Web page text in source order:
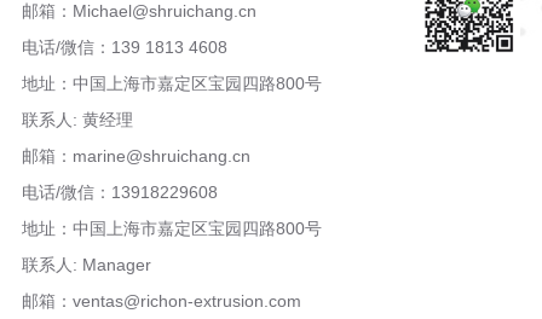
邮箱：Michael@shruichang.cn
电话/微信：139 1813 4608
地址：中国上海市嘉定区宝园四路800号
联系人: 黄经理
邮箱：marine@shruichang.cn
电话/微信：13918229608
地址：中国上海市嘉定区宝园四路800号
联系人: Manager
邮箱：ventas@richon-extrusion.com